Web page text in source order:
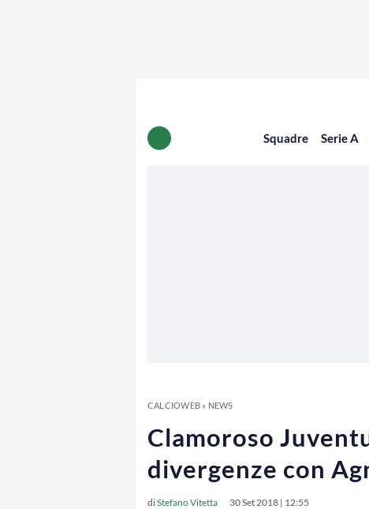
Squadre Serie A
CALCIOWEB» NEWS
Clamoroso
divergenze con
diStefano Vitetta 30 Set 2018 | 12:55